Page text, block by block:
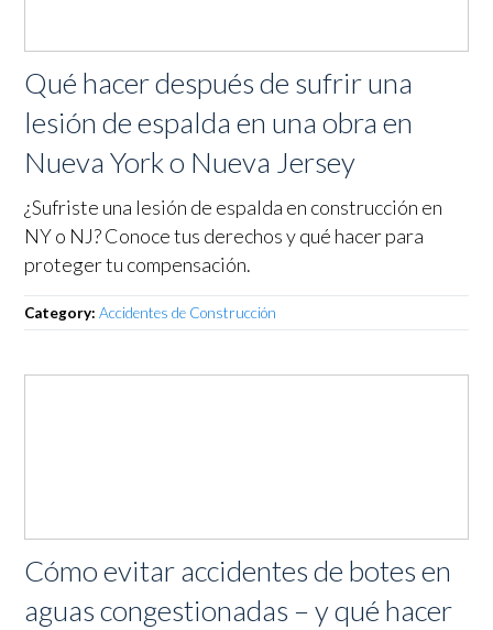
Qué hacer después de sufrir una
lesión de espalda en una obra en
Nueva York o Nueva Jersey
¿Sufriste una lesión de espalda en construcción en
NY o NJ? Conoce tus derechos y qué hacer para
proteger tu compensación.
Category:Accidentes de Construcción
Cómo evitar accidentes de botes en
aguas congestionadas – y qué hacer